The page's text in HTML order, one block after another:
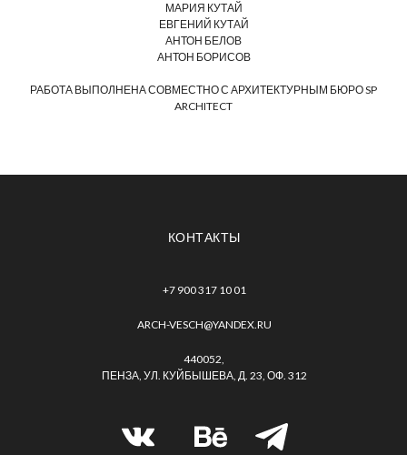
МАРИЯ КУТАЙ
ЕВГЕНИЙ КУТАЙ
АНТОН БЕЛОВ
АНТОН БОРИСОВ
РАБОТА ВЫПОЛНЕНА СОВМЕСТНО С АРХИТЕКТУРНЫМ БЮРО SP
ARCHITECT
КОНТАКТЫ
+7 900 317 10 01
ARCH-VESCH@YANDEX.RU
440052,
ПЕНЗА, УЛ. КУЙБЫШЕВА, Д. 23, ОФ. 312